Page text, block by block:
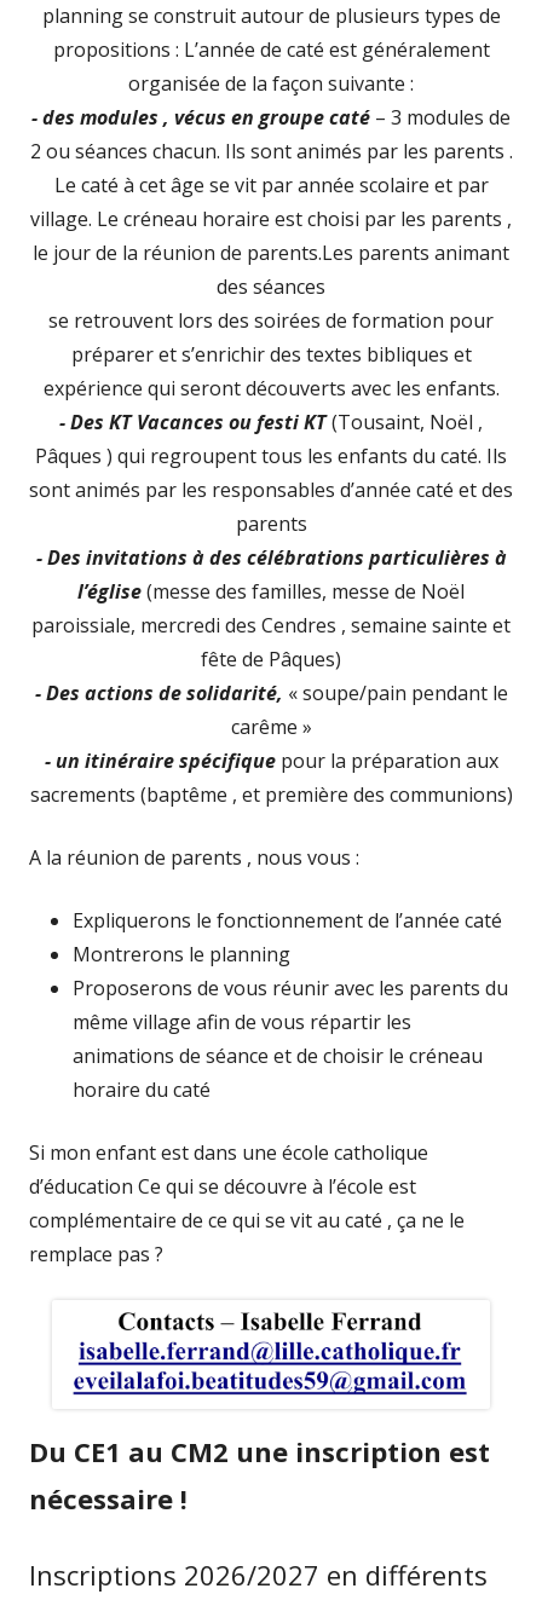
planning se construit autour de plusieurs types de
propositions : L’année de caté est généralement
organisée de la façon suivante :
- des modules , vécus en groupe caté – 3 modules de
2 ou séances chacun. Ils sont animés par les parents .
Le caté à cet âge se vit par année scolaire et par
village. Le créneau horaire est choisi par les parents ,
le jour de la réunion de parents.Les parents animant
des séances
se retrouvent lors des soirées de formation pour
préparer et s’enrichir des textes bibliques et
expérience qui seront découverts avec les enfants.
- Des KT Vacances ou festi KT(Tousaint, Noël ,
Pâques ) qui regroupent tous les enfants du caté. Ils
sont animés par les responsables d’année caté et des
parents
- Des invitations à des célébrations particulières à
l’église(messe des familles, messe de Noël
paroissiale, mercredi des Cendres , semaine sainte et
fête de Pâques)
- Des actions de solidarité, « soupe/pain pendant le
carême »
- un itinéraire spécifiquepour la préparation aux
sacrements (baptême , et première des communions)
A la réunion de parents , nous vous :
Expliquerons le fonctionnement de l’année caté
Montrerons le planning
Proposerons de vous réunir avec les parents du
même village afin de vous répartir les
animations de séance et de choisir le créneau
horaire du caté
Si mon enfant est dans une école catholique
d’éducation Ce qui se découvre à l’école est
complémentaire de ce qui se vit au caté , ça ne le
remplace pas ?
Du CE1 au CM2 une inscription est
nécessaire !
Inscriptions 2026/2027 en différents